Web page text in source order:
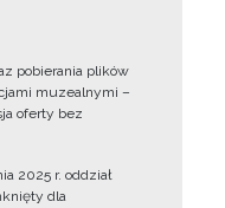
pobierania plików
muzealnymi –
oferty bez
2025 r. oddział
dla